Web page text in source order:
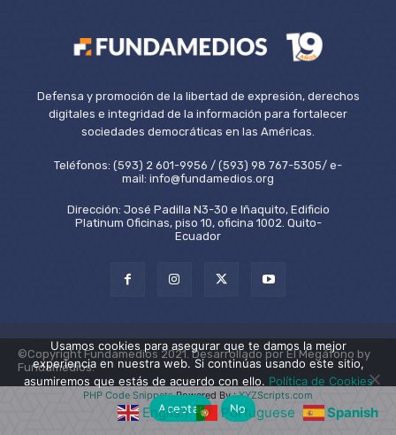
Defensa y promoción de la libertad de expresión, derechos
digitales e integridad de la información para fortalecer
sociedades democráticas en las Américas.
Teléfonos: (593) 2 601-9956 / (593) 98 767-5305/ e-
mail: info@fundamedios.org
Dirección: José Padilla N3-30 e Iñaquito, Edificio
Platinum Oficinas, piso 10, oficina 1002. Quito-
Ecuador
©Copyright Fundamedios 2021. Desarrollado por El Megáfono by
Fundamedios.
English Portuguese Spanish
PHP Code SnippetsPowered By :XYZScripts.com
Usamos cookies para asegurar que te damos la mejor
experiencia en nuestra web. Si continúas usando este sitio,
asumiremos que estás de acuerdo con ello. Política de Cookies
Aceptar
No